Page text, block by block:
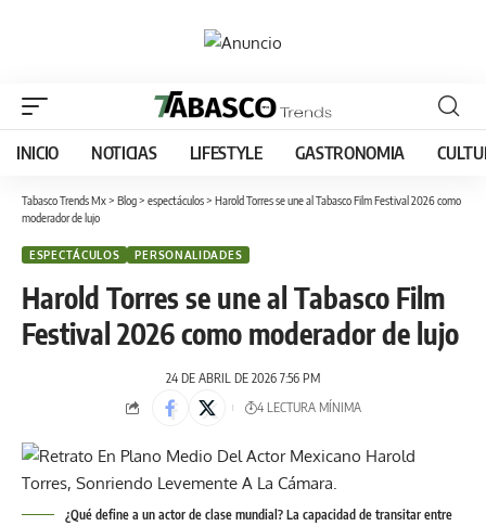
INICIO NOTICIAS LIFESTYLE GASTRONOMIA
Tabasco Trends Mx> Blog> espectáculos> Harold Torres se une al Tabasco Film Festival 2026 como
moderador de lujo
ESPECTÁCULOS PERSONALIDADES
Harold Torres se une al Tabasco Film
Festival 2026 como moderador de lujo
24 DE ABRIL DE 2026 7:56 PM
4 LECTURA MÍNIMA
¿Qué define a un actor de clase mundial? La capacidad de transitar entre